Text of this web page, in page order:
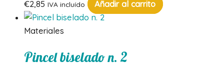
€2,85 IVA incluído Añadir al carrito
Materiales
Pincel biselado n. 2